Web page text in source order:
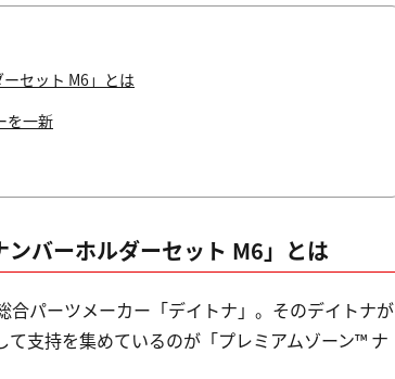
セット M6」とは
を一新
バーホルダーセット M6」とは
パーツメーカー「デイトナ」。そのデイトナが
支持を集めているのが「プレミアムゾーン™ ナ